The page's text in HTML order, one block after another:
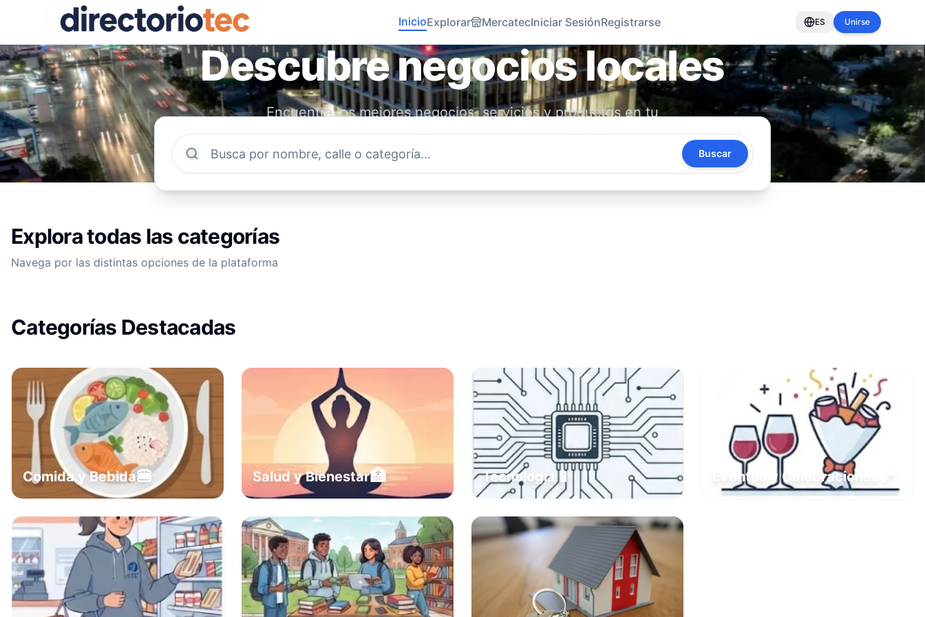
InicioExplorar MercatecIniciar SesiónRegistrarse ES Unirse
Descubre negocios locales
Encuentra los mejores negocios, servicios y productos en tu
comunidad. Conecta con emprendedores locales y apoya tu
Buscar
Explora todas las categorías
Navega por las distintas opciones de la plataforma
Categorías Destacadas
Comida y Bebida🍔 Salud y Bienestar🏥 Tecnología 📱 Eventos y Celebraciones